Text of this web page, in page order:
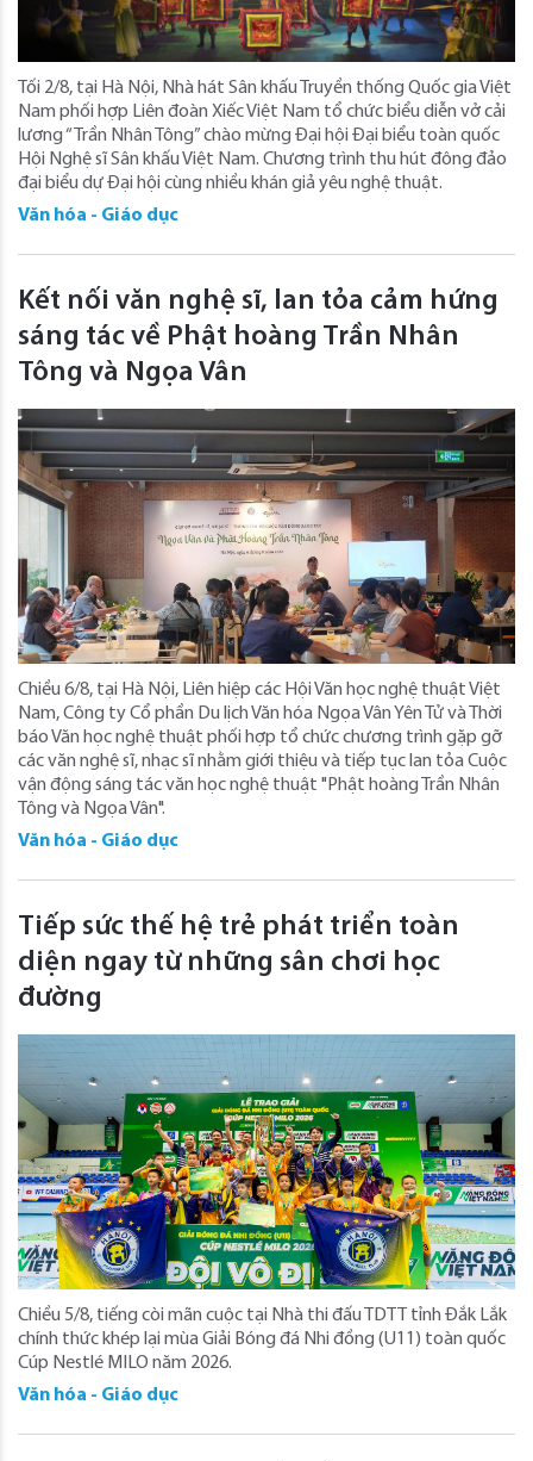
Tối 2/8, tại Hà Nội, Nhà hát Sân khấu Truyền thống Quốc gia Việt
Nam phối hợp Liên đoàn Xiếc Việt Nam tổ chức biểu diễn vở cải
lương “Trần Nhân Tông” chào mừng Đại hội Đại biểu toàn quốc
Hội Nghệ sĩ Sân khấu Việt Nam. Chương trình thu hút đông đảo
đại biểu dự Đại hội cùng nhiều khán giả yêu nghệ thuật.
Văn hóa - Giáo dục
Kết nối văn nghệ sĩ, lan tỏa cảm hứng
sáng tác về Phật hoàng Trần Nhân
Tông và Ngọa Vân
Chiều 6/8, tại Hà Nội, Liên hiệp các Hội Văn học nghệ thuật Việt
Nam, Công ty Cổ phần Du lịch Văn hóa Ngọa Vân Yên Tử và Thời
báo Văn học nghệ thuật phối hợp tổ chức chương trình gặp gỡ
các văn nghệ sĩ, nhạc sĩ nhằm giới thiệu và tiếp tục lan tỏa Cuộc
vận động sáng tác văn học nghệ thuật "Phật hoàng Trần Nhân
Tông và Ngọa Vân".
Văn hóa - Giáo dục
Tiếp sức thế hệ trẻ phát triển toàn
diện ngay từ những sân chơi học
đường
Chiều 5/8, tiếng còi mãn cuộc tại Nhà thi đấu TDTT tỉnh Đắk Lắk
chính thức khép lại mùa Giải Bóng đá Nhi đồng (U11) toàn quốc
Cúp Nestlé MILO năm 2026.
Văn hóa - Giáo dục